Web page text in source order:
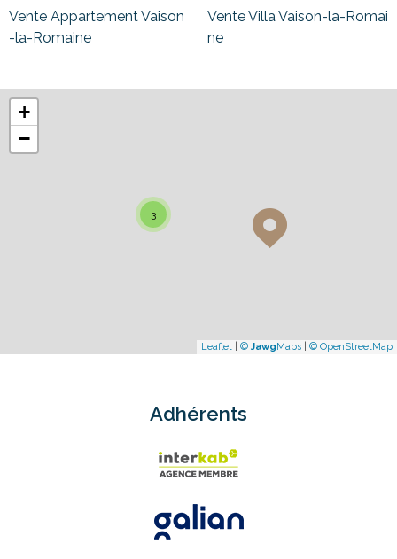
Vente Appartement Vaison
-la-Romaine
Vente Villa Vaison-la-Romai
ne
3
+
−
Leaflet © JawgMaps © OpenStreetMap
Adhérents